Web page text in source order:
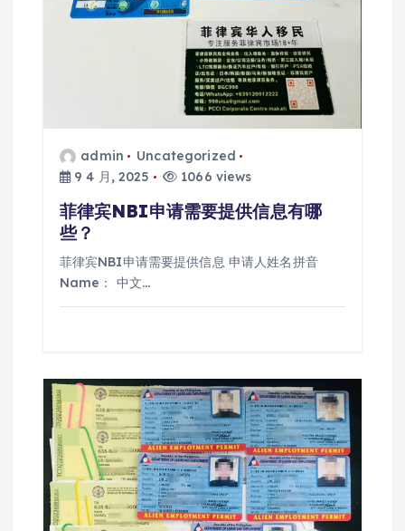
admin
Uncategorized
9 4 月, 2025
1066 views
菲律宾NBI申请需要提供信息有哪
些？
菲律宾NBI申请需要提供信息 申请人姓名拼音
Name： 中文…